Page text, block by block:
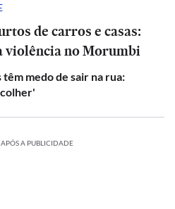
de carros e casas:
violência no Morumbi
medo de sair na rua:
A PUBLICIDADE